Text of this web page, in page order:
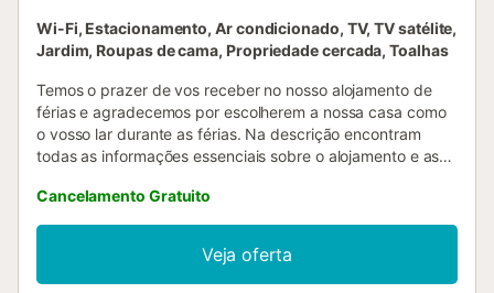
Wi-Fi, Estacionamento, Ar condicionado, TV, TV satélite,
Jardim, Roupas de cama, Propriedade cercada, Toalhas
Temos o prazer de vos receber no nosso alojamento de
férias e agradecemos por escolherem a nossa casa como
o vosso lar durante as férias. Na descrição encontram
todas as informações essenciais sobre o alojamento e as
fotografias e a lista de comodidades disponíveis. Por favor,
leiam atentamente o regulamento da casa e aceitem-no,
para que fiquem a par de todos os detalhes importantes....
Cancelamento Gratuito
Veja oferta